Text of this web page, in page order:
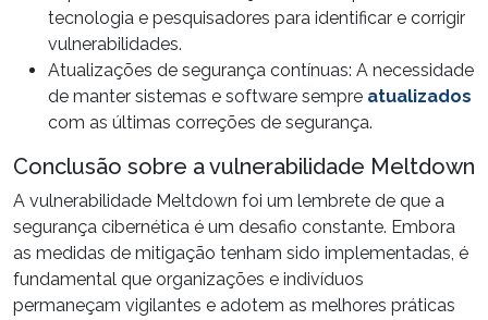
tecnologia e pesquisadores para identificar e corrigir
vulnerabilidades.
Atualizações de segurança contínuas: A necessidade
de manter sistemas e software sempre atualizados
com as últimas correções de segurança.
Conclusão sobre a vulnerabilidade Meltdown
A vulnerabilidade Meltdown foi um lembrete de que a
segurança cibernética é um desafio constante. Embora
as medidas de mitigação tenham sido implementadas, é
fundamental que organizações e indivíduos
permaneçam vigilantes e adotem as melhores práticas